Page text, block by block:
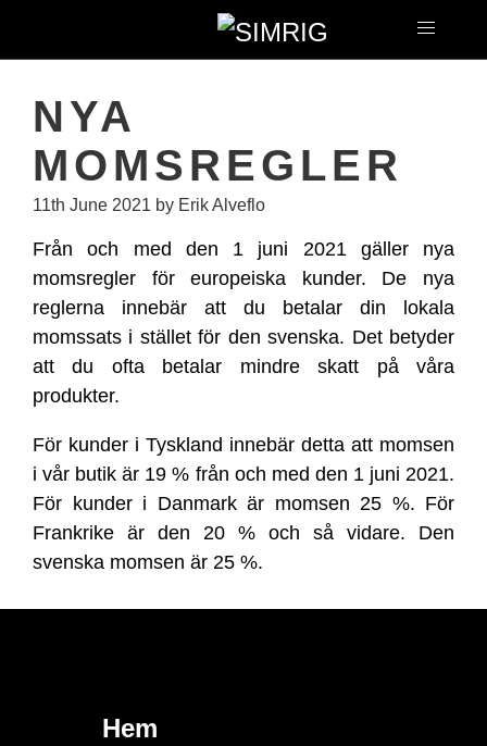
NYA
MOMSREGLER
11th June 2021 by Erik Alveflo
Från och med den 1 juni 2021 gäller nya
momsregler för europeiska kunder. De nya
reglerna innebär att du betalar din lokala
momssats i stället för den svenska. Det betyder
att du ofta betalar mindre skatt på våra
produkter.
För kunder i Tyskland innebär detta att momsen
i vår butik är 19 % från och med den 1 juni 2021.
För kunder i Danmark är momsen 25 %. För
Frankrike är den 20 % och så vidare. Den
svenska momsen är 25 %.
Hem